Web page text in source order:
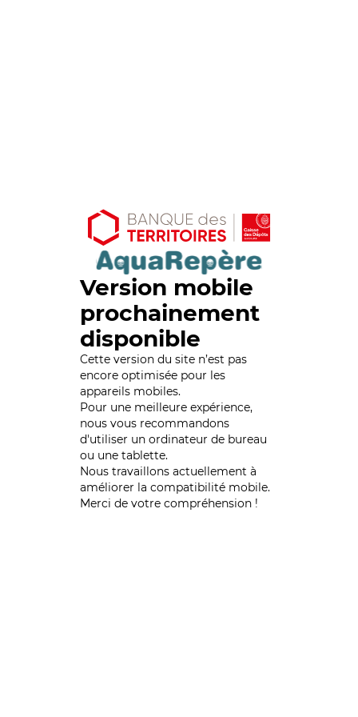
Version mobile
prochainement
disponible
Cette version du site n’est pas
encore optimisée pour les
appareils mobiles.
Pour une meilleure expérience,
nous vous recommandons
d'utiliser un ordinateur de bureau
ou une tablette.
Nous travaillons actuellement à
améliorer la compatibilité mobile.
Merci de votre compréhension !